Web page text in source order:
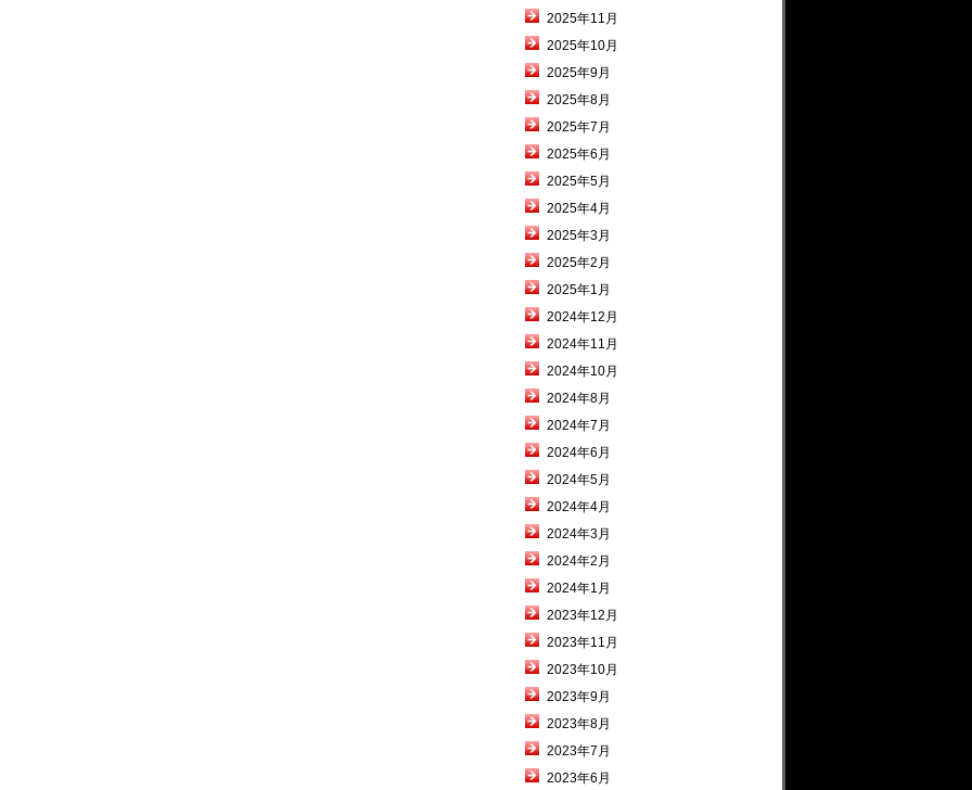
2025年11月
2025年10月
2025年9月
2025年8月
2025年7月
2025年6月
2025年5月
2025年4月
2025年3月
2025年2月
2025年1月
2024年12月
2024年11月
2024年10月
2024年8月
2024年7月
2024年6月
2024年5月
2024年4月
2024年3月
2024年2月
2024年1月
2023年12月
2023年11月
2023年10月
2023年9月
2023年8月
2023年7月
2023年6月